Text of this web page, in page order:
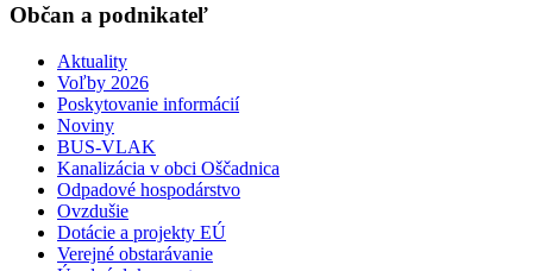
Občan a podnikateľ
Aktuality
Voľby 2026
Poskytovanie informácií
Noviny
BUS-VLAK
Kanalizácia v obci Oščadnica
Odpadové hospodárstvo
Ovzdušie
Dotácie a projekty EÚ
Verejné obstarávanie